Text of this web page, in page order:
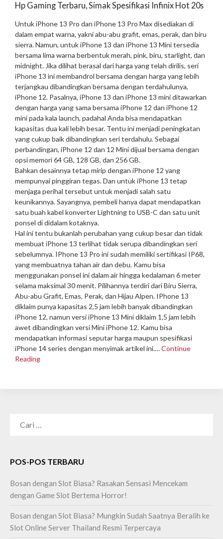
Hp Gaming Terbaru, Simak Spesifikasi Infinix Hot 20s
Untuk iPhone 13 Pro dan iPhone 13 Pro Max disediakan di
dalam empat warna, yakni abu-abu grafit, emas, perak, dan biru
sierra. Namun, untuk iPhone 13 dan iPhone 13 Mini tersedia
bersama lima warna berbentuk merah, pink, biru, starlight, dan
midnight. Jika dilihat berasal dari harga yang telah dirilis, seri
iPhone 13 ini membandrol bersama dengan harga yang lebih
terjangkau dibandingkan bersama dengan terdahulunya,
iPhone 12. Pasalnya, iPhone 13 dan iPhone 13 mini ditawarkan
dengan harga yang sama bersama iPhone 12 dan iPhone 12
mini pada kala launch, padahal Anda bisa mendapatkan
kapasitas dua kali lebih besar. Tentu ini menjadi peningkatan
yang cukup baik dibandingkan seri terdahulu. Sebagai
perbandingan, iPhone 12 dan 12 Mini dijual bersama dengan
opsi memori 64 GB, 128 GB, dan 256 GB.
Bahkan desainnya tetap mirip dengan iPhone 12 yang
mempunyai pinggiran tegas. Dan untuk iPhone 13 tetap
menjaga perihal tersebut untuk menjadi salah satu
keunikannya. Sayangnya, pembeli hanya dapat mendapatkan
satu buah kabel konverter Lightning to USB-C dan satu unit
ponsel di didalam kotaknya.
Hal ini tentu bukanlah perubahan yang cukup besar dan tidak
membuat iPhone 13 terlihat tidak serupa dibandingkan seri
sebelumnya. IPhone 13 Pro ini sudah memiliki sertifikasi IP68,
yang membuatnya tahan air dan debu. Kamu bisa
menggunakan ponsel ini dalam air hingga kedalaman 6 meter
selama maksimal 30 menit. Pilihannya terdiri dari Biru Sierra,
Abu-abu Grafit, Emas, Perak, dan Hijau Alpen. IPhone 13
diklaim punya kapasitas 2,5 jam lebih banyak dibandingkan
iPhone 12, namun versi iPhone 13 Mini diklaim 1,5 jam lebih
awet dibandingkan versi Mini iPhone 12. Kamu bisa
mendapatkan informasi seputar harga maupun spesifikasi
iPhone 14 series dengan menyimak artikel ini.…Continue
Reading
POS-POS TERBARU
Bosan dengan Slot Biasa? Rasakan Sensasi Mencekam
dengan Game Slot Bertema Horror!
Bosan dengan Slot Biasa? Mungkin Sudah Saatnya Beralih ke
Slot Online Server Thailand Resmi Terpercaya